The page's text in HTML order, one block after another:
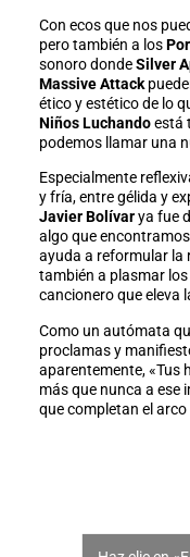
Con ecos que nos
pero también a los
sonoro dondeSilver
Massive Attack
ético y estético de lo
Niños Luchandoestá
podemos llamar una
Especialmente
y fría, entre gélida y
Javier Bolívarya fue
algo que
ayuda a reformular la
también a plasmar
cancionero que eleva
Como un autómata
proclamas y
aparentemente, «Tus
más que nunca a ese
que completan el